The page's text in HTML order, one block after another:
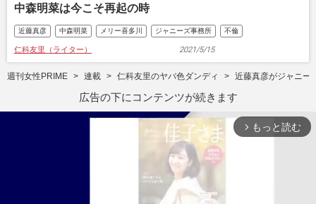
中森明菜は今こそ再起の時
近藤真彦 中森明菜 メリー喜多川 ジャニーズ事務所 不倫
仁科友里（ライター） 2021/5/15
週刊女性PRIME 連載 仁科友里のヤバ色ダンディ 近藤真彦がジャニー
広告の下にコンテンツが続きます
arrow_forward_ios もっと読む